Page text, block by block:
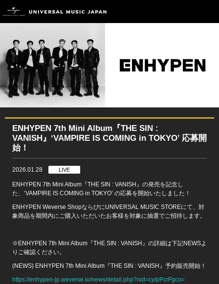
ENHYPEN 7th Mini Album『THE SIN :
VANISH』‘VAMPIRE IS COMING in TOKYO’ 応募開
始！
2026.01.28 LIVE
ENHYPEN 7th Mini Album『THE SIN : VANISH』の発売を記念し
た、‘VAMPIRE IS COMING in TOKYO’ の応募を開始いたしました！
ENHYPEN Weverse ShopならびにUNIVERSAL MUSIC STOREにて、対
象商品を期間内にご購入いただいたお客様を対象に抽選でご招待します。
※ENHYPEN 7th Mini Album『THE SIN : VANISH』の詳細は下記NEWSよ
りご確認ください。
(NEWS) ENHYPEN 7th Mini Album『THE SIN : VANISH』予約販売開始！
https://enhypen-jp.weverse.io/news/detail.php?nid=cy/pPcrFgco=